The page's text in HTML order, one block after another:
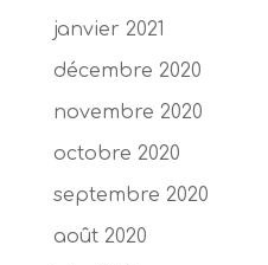
janvier 2021
décembre 2020
novembre 2020
octobre 2020
septembre 2020
août 2020